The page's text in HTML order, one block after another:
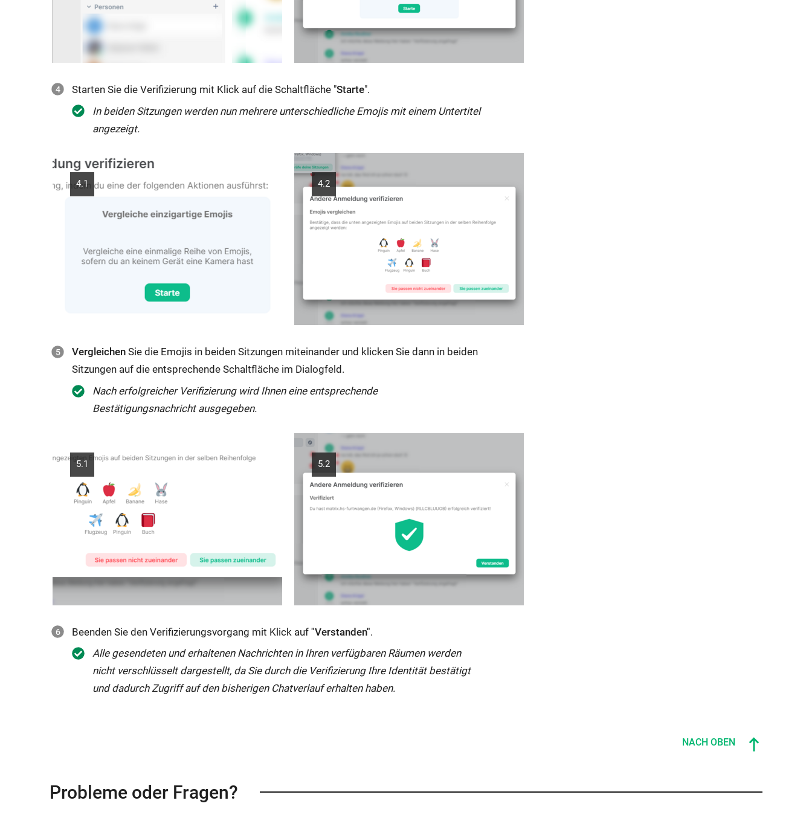
Starten Sie die Verifizierung mit Klick auf die Schaltfläche "Starte".
In beiden Sitzungen werden nun mehrere unterschiedliche Emojis mit einem Untertitel
angezeigt.
4.1 4.2
Vergleichen Sie die Emojis in beiden Sitzungen miteinander und klicken Sie dann in beiden
Sitzungen auf die entsprechende Schaltfläche im Dialogfeld.
Nach erfolgreicher Verifizierung wird Ihnen eine entsprechende
Bestätigungsnachricht ausgegeben.
5.1 5.2
Beenden Sie den Verifizierungsvorgang mit Klick auf"Verstanden".
Alle gesendeten und erhaltenen Nachrichten in Ihren verfügbaren Räumen werden
nicht verschlüsselt dargestellt, da Sie durch die Verifizierung Ihre Identität bestätigt
und dadurch Zugriff auf den bisherigen Chatverlauf erhalten haben.
NACH OBEN
Probleme oder Fragen?